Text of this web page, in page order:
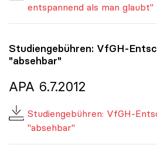
entspannend als man glaubt"
Studiengebühren: VfGH-
"absehbar"
APA 6.7.2012
Studiengebühren: VfGH-
"absehbar"